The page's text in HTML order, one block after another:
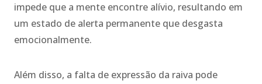
impede que a mente encontre alívio, resultando em
um estado de alerta permanente que desgasta
emocionalmente.
Além disso, a falta de expressão da raiva pode